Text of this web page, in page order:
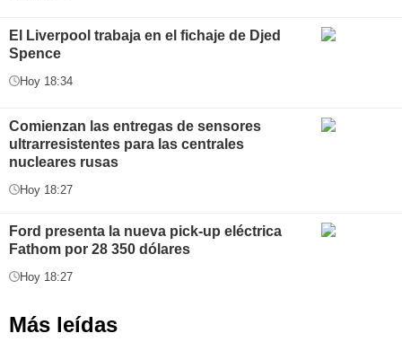
El Liverpool trabaja en el fichaje de Djed
Spence
Hoy 18:34
Comienzan las entregas de sensores
ultrarresistentes para las centrales
nucleares rusas
Hoy 18:27
Ford presenta la nueva pick-up eléctrica
Fathom por 28 350 dólares
Hoy 18:27
Más leídas